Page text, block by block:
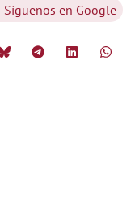
Síguenos en Google